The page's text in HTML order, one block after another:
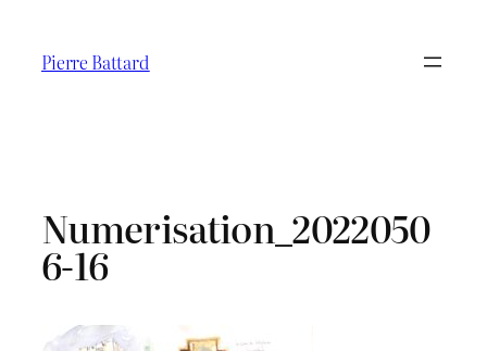
contenu
Pierre Battard
Numerisation_2022050
6-16